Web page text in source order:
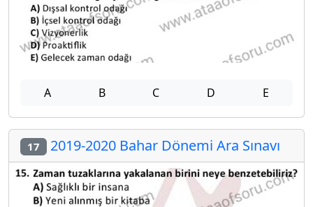
A B C D E
17 2019-2020 Bahar Dönemi Ara Sınavı